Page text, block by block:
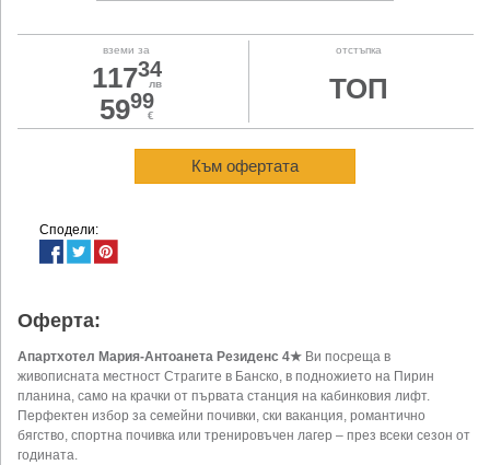
вземи за
11734
лв
5999
€
отстъпка
ТОП
Към офертата
Сподели:
Оферта:
Апартхотел Мария-Антоанета Резиденс 4★ Ви посреща в
живописната местност Страгите в Банско, в подножието на Пирин
планина, само на крачки от първата станция на кабинковия лифт.
Перфектен избор за семейни почивки, ски ваканция, романтично
бягство, спортна почивка или тренировъчен лагер – през всеки сезон от
годината.